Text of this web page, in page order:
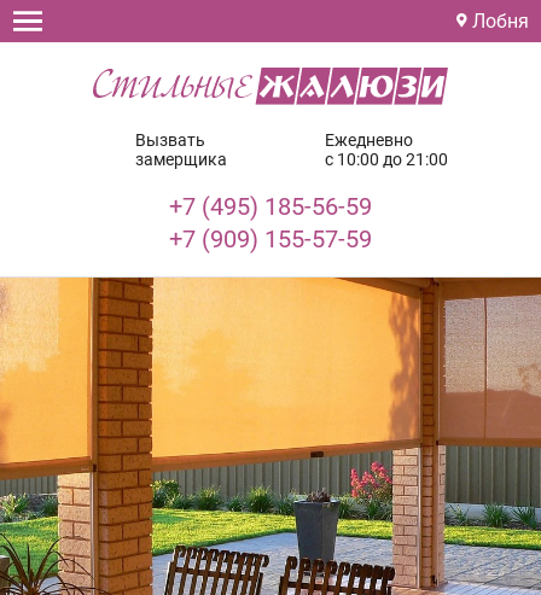
Лобня
Вызвать
замерщика
Ежедневно
с 10:00 до 21:00
+7 (495) 185-56-59
+7 (909) 155-57-59